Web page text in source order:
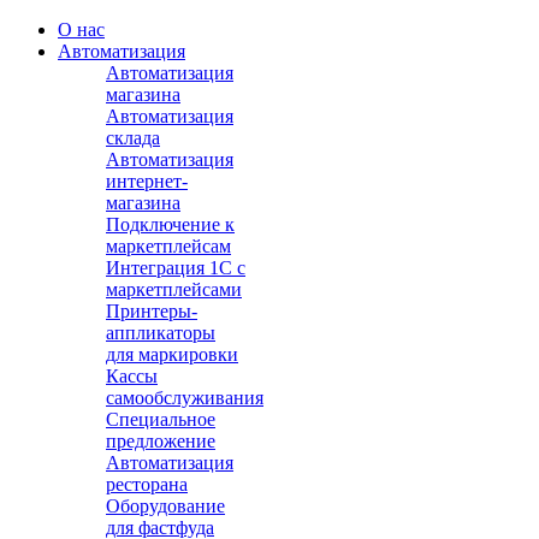
О нас
Автоматизация
Автоматизация
магазина
Автоматизация
склада
Автоматизация
интернет-
магазина
Подключение к
маркетплейсам
Интеграция 1С с
маркетплейсами
Принтеры-
аппликаторы
для маркировки
Кассы
самообслуживания
Специальное
предложение
Автоматизация
ресторана
Оборудование
для фастфуда